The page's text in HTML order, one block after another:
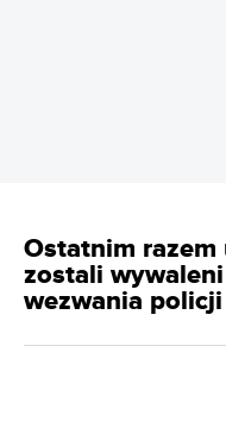
Ostatnim
zostali
wezwania policji